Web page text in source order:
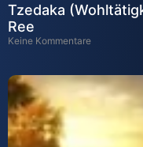
Tzedaka
Ree
Keine Kommentare